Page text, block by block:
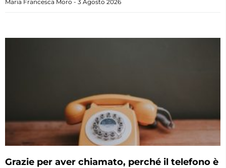
Maria Francesca Moro 3 Agosto 2026
Grazie per aver chiamato, perché il telefono è